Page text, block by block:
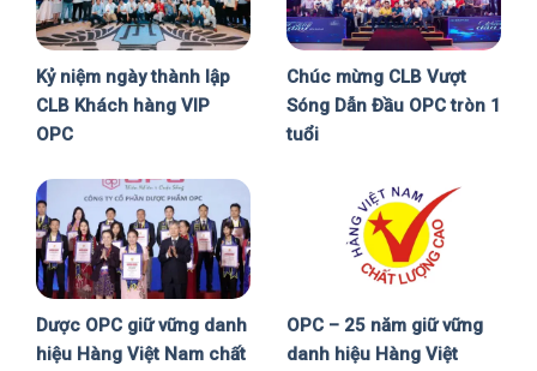
Kỷ niệm ngày thành lập
CLB Khách hàng VIP
OPC
Chúc mừng CLB Vượt
Sóng Dẫn Đầu OPC tròn 1
tuổi
Dược OPC giữ vững danh
hiệu Hàng Việt Nam chất
OPC – 25 năm giữ vững
danh hiệu Hàng Việt